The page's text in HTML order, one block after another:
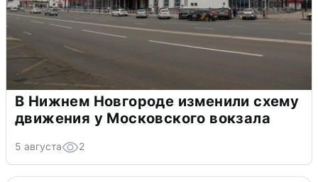
В Нижнем Новгороде изменили схему
движения у Московского вокзала
5 августа 2